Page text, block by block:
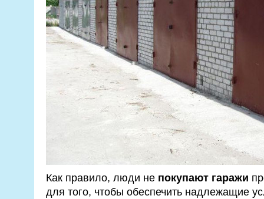
Как правило, люди не покупают гаражи
для того, чтобы обеспечить надлежащие